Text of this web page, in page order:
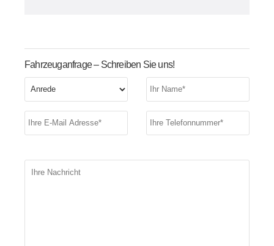
Fahrzeuganfrage – Schreiben Sie uns!